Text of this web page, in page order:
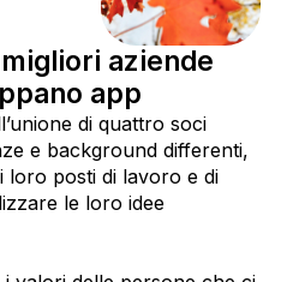
aziende
app
di quattro soci
e background differenti,
loro posti di lavoro e di
le loro idee